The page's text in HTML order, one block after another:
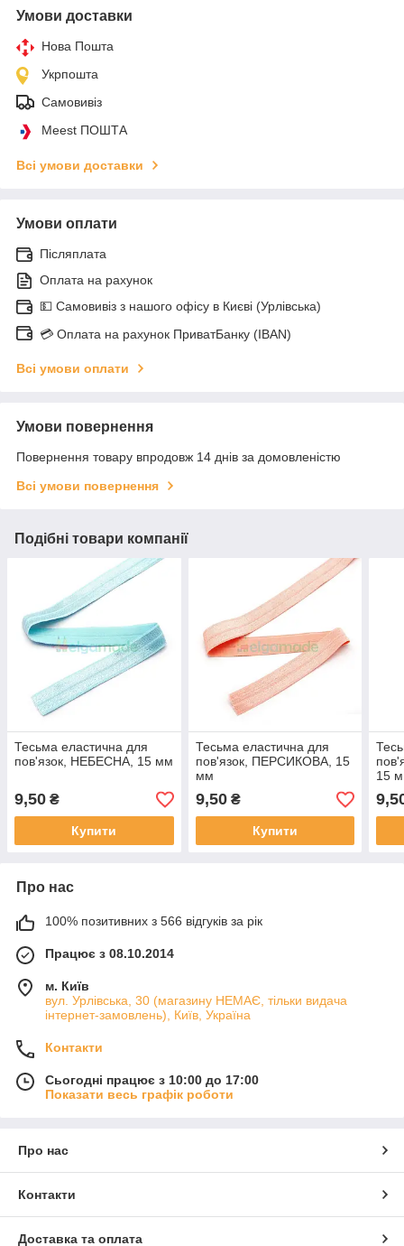
Умови доставки
Нова Пошта
Укрпошта
Самовивіз
Meest ПОШТА
Всі умови доставки
Умови оплати
Післяплата
Оплата на рахунок
💵 Самовивіз з нашого офісу в Києві (Урлівська)
💳 Оплата на рахунок ПриватБанку (IBAN)
Всі умови оплати
Умови повернення
Повернення товару впродовж 14 днів за домовленістю
Всі умови повернення
Подібні товари компанії
Тесьма еластична для
пов'язок, НЕБЕСНА, 15 мм
9,50 ₴
Купити
Тесьма еластична для
пов'язок, ПЕРСИКОВА, 15
мм
9,50₴
Купити
15
Про нас
100% позитивних з 566 відгуків за рік
Працює з 08.10.2014
м. Київ
вул. Урлівська, 30 (магазину НЕМАЄ, тільки видача
інтернет-замовлень), Київ, Україна
Контакти
Сьогодні працює з 10:00 до 17:00
Показати весь графік роботи
Про нас
Контакти
Доставка та оплата